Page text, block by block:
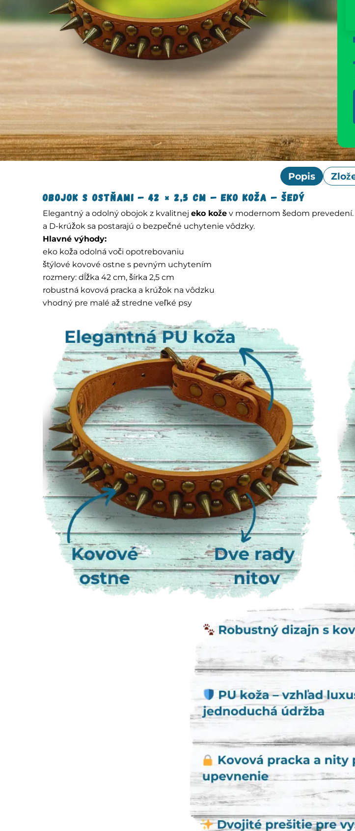
Popis
Obojok s ostňami – 42 × 2,5 cm – Eko koža – Šedý
Elegantný a odolný obojok z kvalitnej eko kože v modernom šedom prevedení.
a D-krúžok sa postarajú o bezpečné uchytenie vôdzky.
Hlavné výhody:
eko koža odolná voči opotrebovaniu
štýlové kovové ostne s pevným uchytením
rozmery: dĺžka 42 cm, šírka 2,5 cm
robustná kovová pracka a krúžok na vôdzku
vhodný pre malé až stredne veľké psy